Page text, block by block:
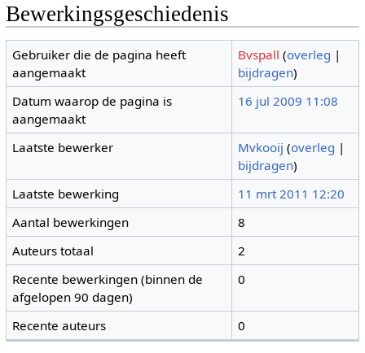
Bewerkingsgeschiedenis
Gebruiker die de pagina heeft
aangemaakt
Bvspall (overleg |
bijdragen)
Datum waarop de pagina is
aangemaakt
16 jul 2009 11:08
Laatste bewerker Mvkooij (overleg |
bijdragen)
Laatste bewerking
11 mrt 2011 12:20
Aantal bewerkingen
8
Auteurs totaal
2
Recente bewerkingen (binnen de
afgelopen 90 dagen)
0
Recente auteurs 0